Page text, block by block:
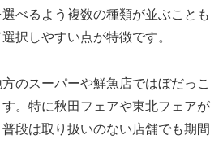
べるよう複数の種類が並ぶことも
択しやすい点が特徴です。
のスーパーや鮮魚店ではぼだっこ
。特に秋田フェアや東北フェアが
段は取り扱いのない店舗でも期間